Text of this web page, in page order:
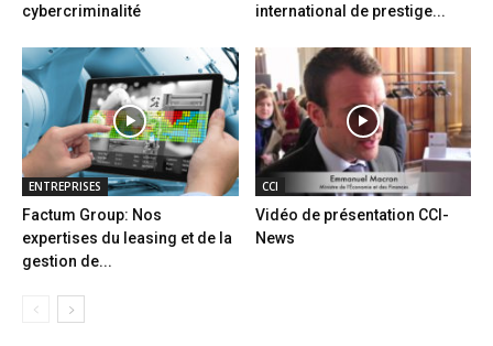
cybercriminalité
international de prestige...
ENTREPRISES
Factum Group: Nos
expertises du leasing et de la
gestion de...
CCI
Vidéo de présentation CCI-
News